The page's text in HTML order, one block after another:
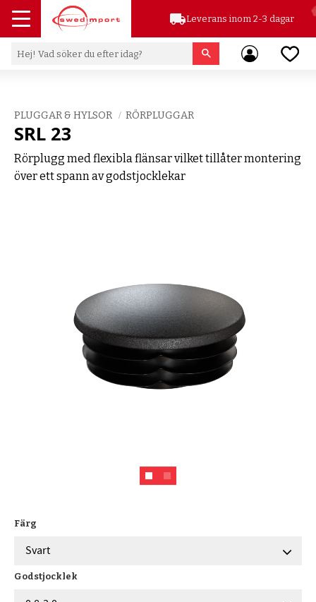
Meny
local_shippingLeverans inom 2-3 dagar
PLUGGAR & HYLSOR RÖRPLUGGAR
SRL 23
Rörplugg med flexibla flänsar vilket tillåter montering
över ett spann av godstjocklekar
Färg
Godstjocklek